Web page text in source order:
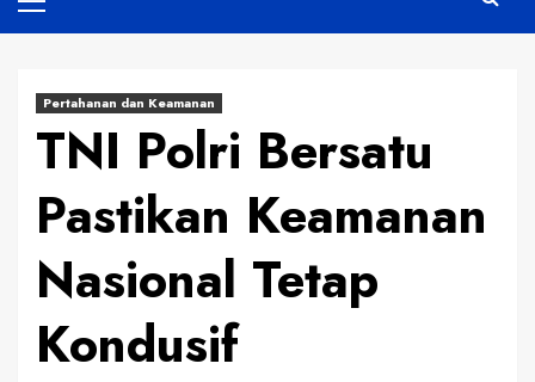
Menu
Pertahanan dan Keamanan
TNI Polri Bersatu
Pastikan Keamanan
Nasional Tetap
Kondusif